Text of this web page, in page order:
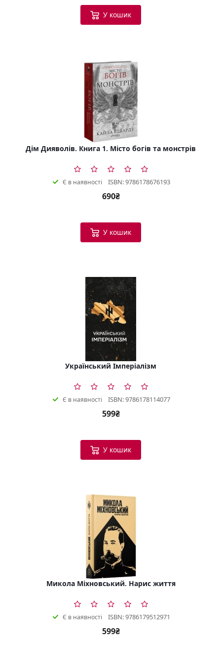
У кошик
Дім Дияволів. Книга 1. Місто богів та монстрів
Є в наявності ISBN: 9786178676193
690₴
У кошик
Український Імперіалізм
Є в наявності ISBN: 9786178114077
599₴
У кошик
Микола Міхновський. Нарис життя
Є в наявності ISBN: 9786179512971
599₴